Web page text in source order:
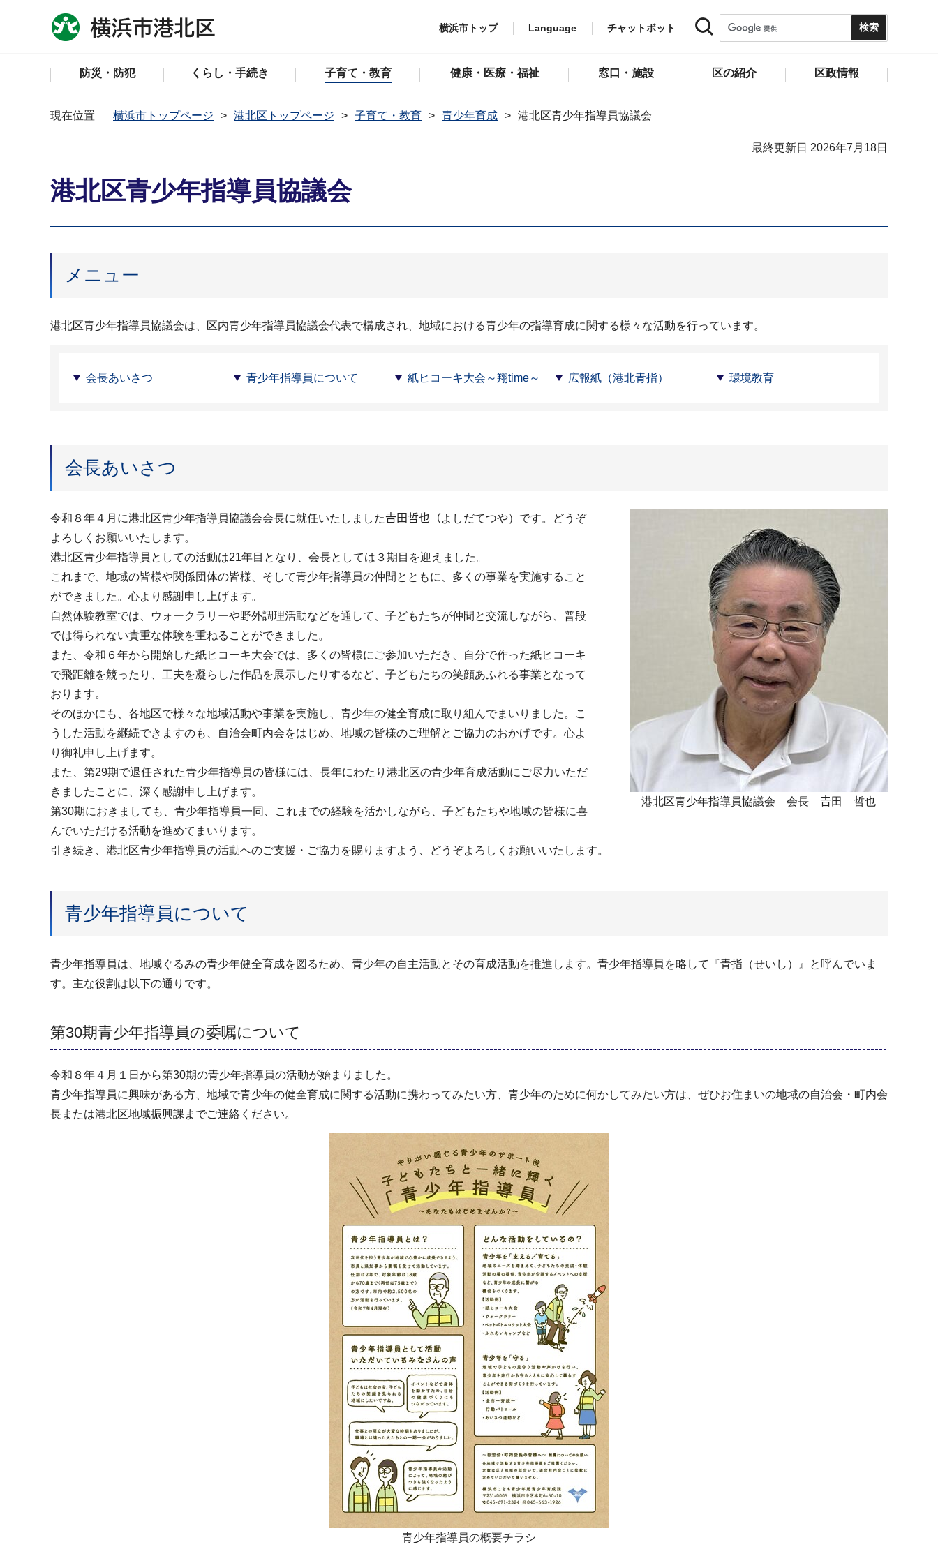
横浜市トップ Language チャットボット
防災・防犯 くらし・手続き 子育て・教育 健康・医療・福祉 窓口・施設 区の紹介 区政情報
現在位置 横浜市トップページ 港北区トップページ 子育て・教育 青少年育成 港北区青少年指導員協議会
最終更新日 2026年7月18日
港北区青少年指導員協議会
メニュー
港北区青少年指導員協議会は、区内青少年指導員協議会代表で構成され、地域における青少年の指導育成に関する様々な活動を行っています。
会長あいさつ 青少年指導員について 紙ヒコーキ大会～翔time～ 広報紙（港北青指） 環境教育
会長あいさつ
港北区青少年指導員協議会 会長 𠮷田 哲也
令和８年４月に港北区青少年指導員協議会会長に就任いたしました𠮷田哲也（よしだてつや）です。どうぞ
よろしくお願いいたします。
港北区青少年指導員としての活動は21年目となり、会長としては３期目を迎えました。
これまで、地域の皆様や関係団体の皆様、そして青少年指導員の仲間とともに、多くの事業を実施すること
ができました。心より感謝申し上げます。
自然体験教室では、ウォークラリーや野外調理活動などを通して、子どもたちが仲間と交流しながら、普段
では得られない貴重な体験を重ねることができました。
また、令和６年から開始した紙ヒコーキ大会では、多くの皆様にご参加いただき、自分で作った紙ヒコーキ
で飛距離を競ったり、工夫を凝らした作品を展示したりするなど、子どもたちの笑顔あふれる事業となって
おります。
そのほかにも、各地区で様々な地域活動や事業を実施し、青少年の健全育成に取り組んでまいりました。こ
うした活動を継続できますのも、自治会町内会をはじめ、地域の皆様のご理解とご協力のおかげです。心よ
り御礼申し上げます。
また、第29期で退任された青少年指導員の皆様には、長年にわたり港北区の青少年育成活動にご尽力いただ
きましたことに、深く感謝申し上げます。
第30期におきましても、青少年指導員一同、これまでの経験を活かしながら、子どもたちや地域の皆様に喜
んでいただける活動を進めてまいります。
引き続き、港北区青少年指導員の活動へのご支援・ご協力を賜りますよう、どうぞよろしくお願いいたします。
青少年指導員について
青少年指導員は、地域ぐるみの青少年健全育成を図るため、青少年の自主活動とその育成活動を推進します。青少年指導員を略して『青指（せいし）』と呼んでいま
す。主な役割は以下の通りです。
第30期青少年指導員の委嘱について
令和８年４月１日から第30期の青少年指導員の活動が始まりました。
青少年指導員に興味がある方、地域で青少年の健全育成に関する活動に携わってみたい方、青少年のために何かしてみたい方は、ぜひお住まいの地域の自治会・町内会
長または港北区地域振興課までご連絡ください。
青少年指導員の概要チラシ